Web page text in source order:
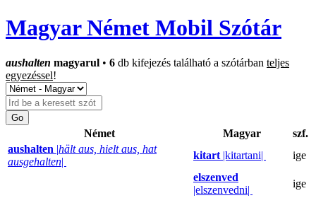
Magyar Német Mobil Szótár
aushalten magyarul • 6 db kifejezés található a szótárban teljes
egyezéssel!
Német Magyar
szf.
aushalten |hält aus, hielt aus, hat
ausgehalten|
kitart |kitartani|
ige
elszenved
|elszenvedni|
ige